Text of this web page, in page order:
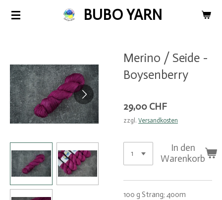
Zum
BUBO YARN
Merino / Seide -
Boysenberry
29,00 CHF
zzgl. Versandkosten
In den
Warenkorb
100 g Strang; 400m